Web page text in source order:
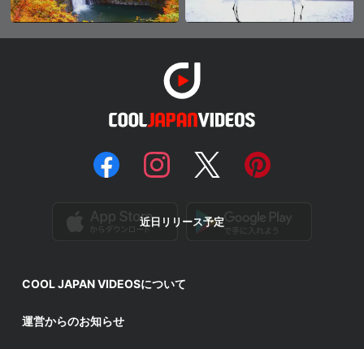
近日リリース予定
COOL JAPAN VIDEOSについて
運営からのお知らせ